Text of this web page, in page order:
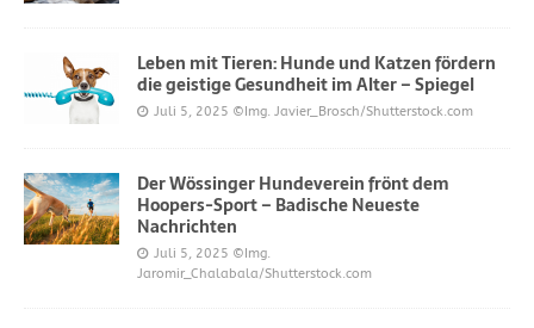
Leben mit Tieren: Hunde und Katzen fördern
die geistige Gesundheit im Alter – Spiegel
Juli 5, 2025 ©Img. Javier_Brosch/Shutterstock.com
Der Wössinger Hundeverein frönt dem
Hoopers-Sport – Badische Neueste
Nachrichten
Juli 5, 2025 ©Img.
Jaromir_Chalabala/Shutterstock.com